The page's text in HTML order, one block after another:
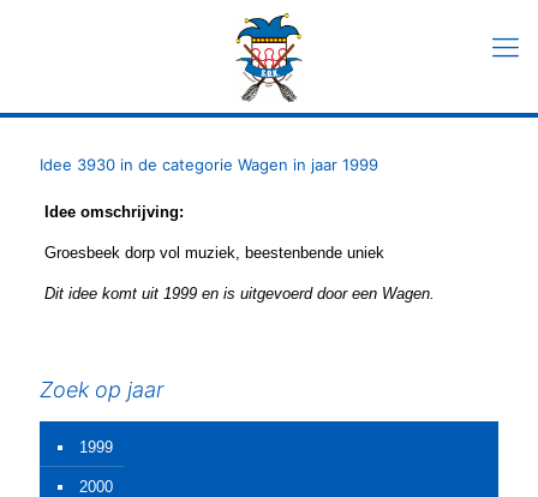
Idee 3930 in de categorie Wagen in jaar 1999
Idee omschrijving:
Groesbeek dorp vol muziek, beestenbende uniek
Dit idee komt uit 1999 en is uitgevoerd door een Wagen.
Zoek op jaar
1999
2000